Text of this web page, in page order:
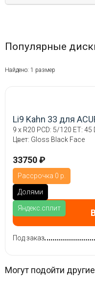
C
9:00
21:00
до
21:00
Популярные
Найдено: 1 размер
Рассрочка 0 р.
Долями
Яндекс.сплит
Li9 Kahn 33 для
9 x R20 PCD: 5/120 ET: 45
Цвет: Gloss Black Face
33750 ₽
Под заказ
Могут подойти